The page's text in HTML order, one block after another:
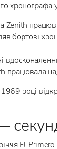
хронографа
році
El